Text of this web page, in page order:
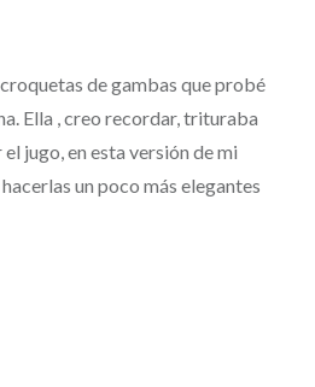
de gambas que probé
Ella , creo recordar, trituraba
jugo, en esta versión de mi
un poco más elegantes